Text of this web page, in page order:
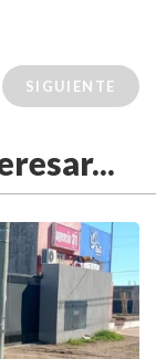
SIGUIENTE